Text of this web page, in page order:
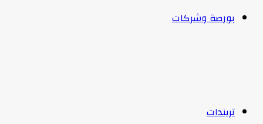
بورصة وشركات
تريندات